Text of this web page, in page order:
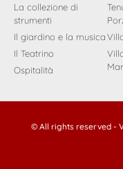
La collezione di
strumenti
Il giardino e la musica
Il Teatrino
Ospitalità
© All rights reserved -